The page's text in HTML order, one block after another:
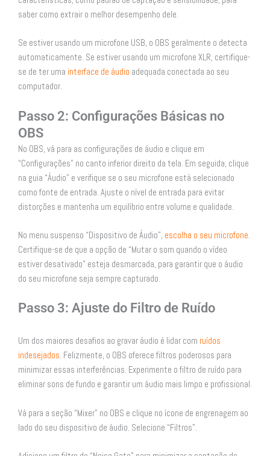
saber como extrair o melhor desempenho dele.
Se estiver usando um microfone USB, o OBS geralmente o detecta
automaticamente. Se estiver usando um microfone XLR, certifique-
se de ter uma interface de áudio adequada conectada ao seu
computador.
Passo 2: Configurações Básicas no
OBS
No OBS, vá para as configurações de áudio e clique em
“Configurações” no canto inferior direito da tela. Em seguida, clique
na guia “Áudio” e verifique se o seu microfone está selecionado
como fonte de entrada. Ajuste o nível de entrada para evitar
distorções e mantenha um equilíbrio entre volume e qualidade.
No menu suspenso “Dispositivo de Áudio”, escolha o seu microfone.
Certifique-se de que a opção de “Mutar o som quando o vídeo
estiver desativado” esteja desmarcada, para garantir que o áudio
do seu microfone seja sempre capturado.
Passo 3: Ajuste do Filtro de Ruído
Um dos maiores desafios ao gravar áudio é lidar com ruídos
indesejados. Felizmente, o OBS oferece filtros poderosos para
minimizar essas interferências. Experimente o filtro de ruído para
eliminar sons de fundo e garantir um áudio mais limpo e profissional.
Vá para a seção “Mixer” no OBS e clique no ícone de engrenagem ao
lado do seu dispositivo de áudio. Selecione “Filtros”.